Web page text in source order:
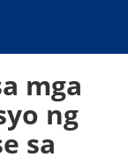
mga
ng
sa